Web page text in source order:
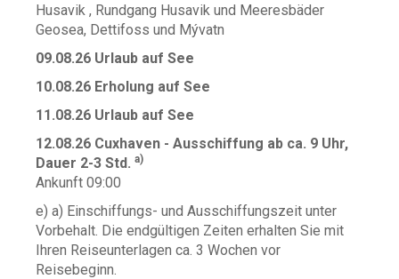
Husavik , Rundgang Husavik und Meeresbäder
Geosea, Dettifoss und Mývatn
09.08.26 Urlaub auf See
10.08.26 Erholung auf See
11.08.26 Urlaub auf See
12.08.26 Cuxhaven - Ausschiffung ab ca. 9 Uhr,
Dauer 2-3 Std. a)
Ankunft 09:00
e) a) Einschiffungs- und Ausschiffungszeit unter
Vorbehalt. Die endgültigen Zeiten erhalten Sie mit
Ihren Reiseunterlagen ca. 3 Wochen vor
Reisebeginn.